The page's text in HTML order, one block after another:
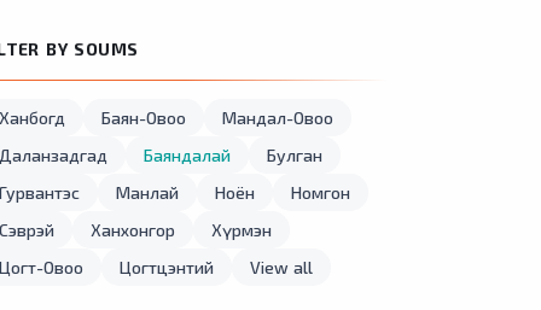
BY SOUMS
Ханбогд Баян-Овоо
Мандал-Овоо
Даланзадгад
Баяндалай
Булган
Гурвантэс
Манлай Ноён
Номгон
Сэврэй
Ханхонгор
Хүрмэн
Цогт-Овоо
Цогтцэнтий View all